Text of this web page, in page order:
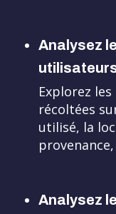
Analysez
Explorez
récoltées
utilisé, la
Analysez